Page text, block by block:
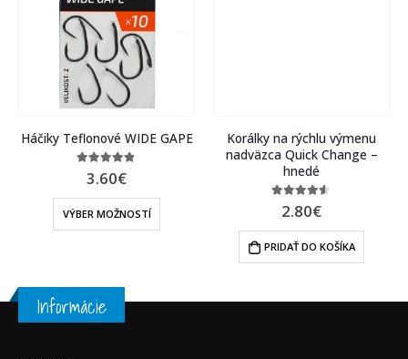
Háčiky Teflonové WIDE GAPE
4.75 out of 5
3.60€
VÝBER MOŽNOSTÍ
Korálky na rýchlu výmenu
nadväzca Quick Change –
hnedé
4.46 out of 5
2.80€
PRIDAŤ DO KOŠÍKA
Informácie